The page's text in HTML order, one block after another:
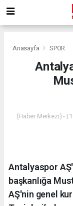
Anasayfa SPOR
(Haber Merkezi) - |
Antalyaspor
başkanlığa
AŞ'nin genel